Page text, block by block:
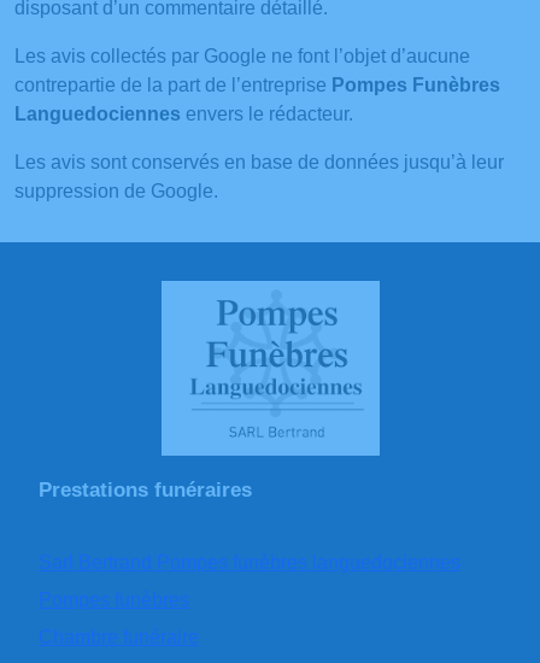
disposant d’un commentaire détaillé.
Les avis collectés par Google ne font l’objet d’aucune
contrepartie de la part de l’entreprise Pompes Funèbres
Languedociennes envers le rédacteur.
Les avis sont conservés en base de données jusqu’à leur
suppression de Google.
Prestations funéraires
Sarl Bertrand Pompes funèbres languedociennes
Pompes funèbres
Chambre funéraire